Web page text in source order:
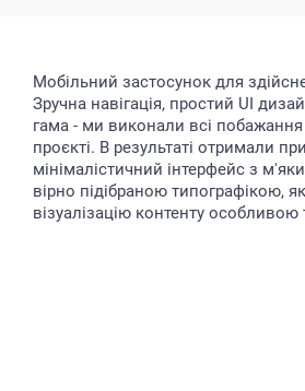
Мобільний застосунок для
Зручна навігація, простий UI
гама - ми виконали всі
проєкті. В результаті отримали
мінімалістичний інтерфейс з
вірно підібраною типографікою,
візуалізацію контенту